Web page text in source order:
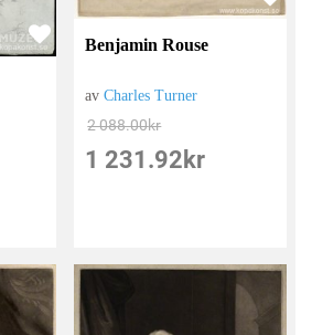
Benjamin Rouse
avCharles Turner
2 088.00kr
1 231.92 kr